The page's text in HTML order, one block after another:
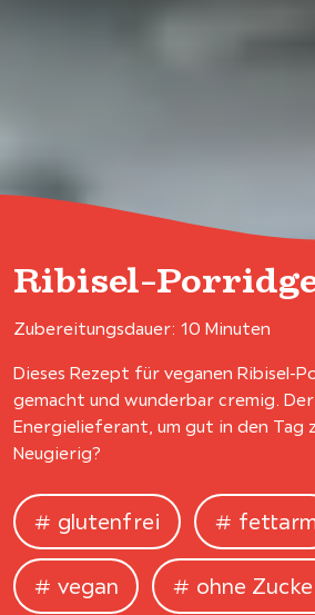
Ribisel-
Zubereitungsdauer: 10 Minuten
Dieses Rezept für veganen Ribisel-
gemacht und wunderbar cremig.
Energielieferant, um gut in den Tag
Neugierig?
glutenfrei
vegan ohne